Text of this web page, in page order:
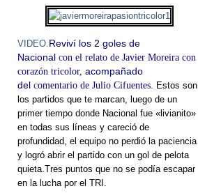
VIDEO. Reviví los 2 goles de
Nacional con el relato de Javier Moreira con
corazón tricolor, acompañado
del comentario de Julio Cifuentes. Estos son
los partidos que te marcan, luego de un
primer tiempo donde Nacional fue «livianito»
en todas sus líneas y careció de
profundidad, el equipo no perdió la paciencia
y logró abrir el partido con un gol de pelota
quieta.Tres puntos que no se podía escapar
en la lucha por el TRI.